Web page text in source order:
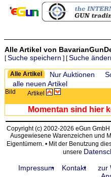
Alle Artikel von
[Suche speichern ] [Suche
Alle Artikel Nur Auktionen
alle neuen Artikel
Bild Artikel
Momentan sind hier
Copyright (c) 2002-2026 eGun
Ausgewiesene Warenzeichen und
Eigentümern. • Mit der Benutzung
unsere
Impressum Kontakt
zur